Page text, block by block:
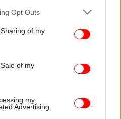
app uses one or more Google
behaviour. You may click to
and its third-party tags to
purposes in below Google
Opt Outs
of my
of my
my
Advertising.